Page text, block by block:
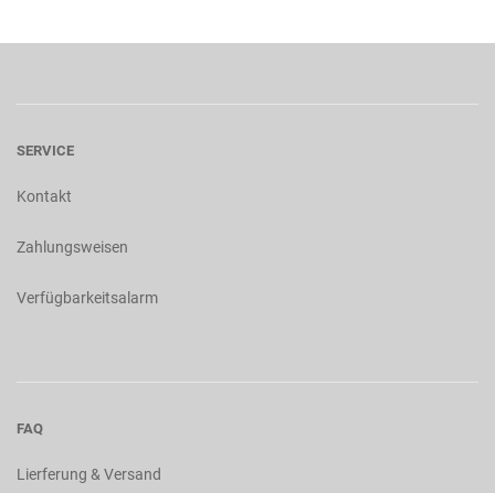
SERVICE
Kontakt
Zahlungsweisen
Verfügbarkeitsalarm
FAQ
Lierferung & Versand